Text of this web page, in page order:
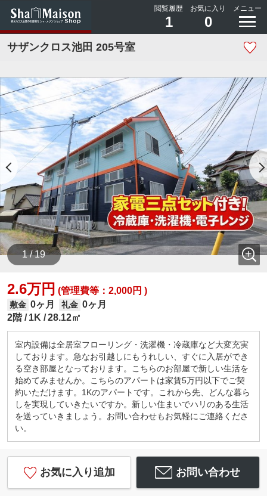
閲覧履歴
1
お気に入り
0
メニュー
サザンクロス池田 205号室
1 / 19
2.6万円 (管理費等：2,000円 )
敷金 0ヶ月 礼金 0ヶ月
2階
1K 28.12㎡
室内設備は全居室フローリング・洗濯機・冷蔵庫など大変充実
しております。急なお引越しにもうれしい、すぐに入居ができ
る空き部屋となっております。こちらのお部屋で新しい生活を
始めてみませんか。こちらのアパートは家賃5万円以下でご契
約いただけます。1Kのアパートです。これから先、どんな暮ら
しを実現していきたいですか。新しい住まいでハリのある生活
を送っていきましょう。お問い合わせもお気軽にご連絡くださ
い。
お気に入り追加 お問い合わせ